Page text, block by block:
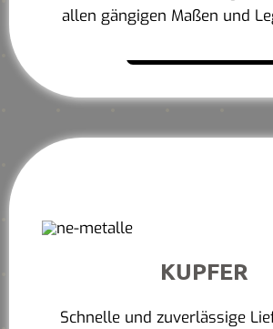
allen gängigen Maßen und
KUPFER
Schnelle und zuverlässige